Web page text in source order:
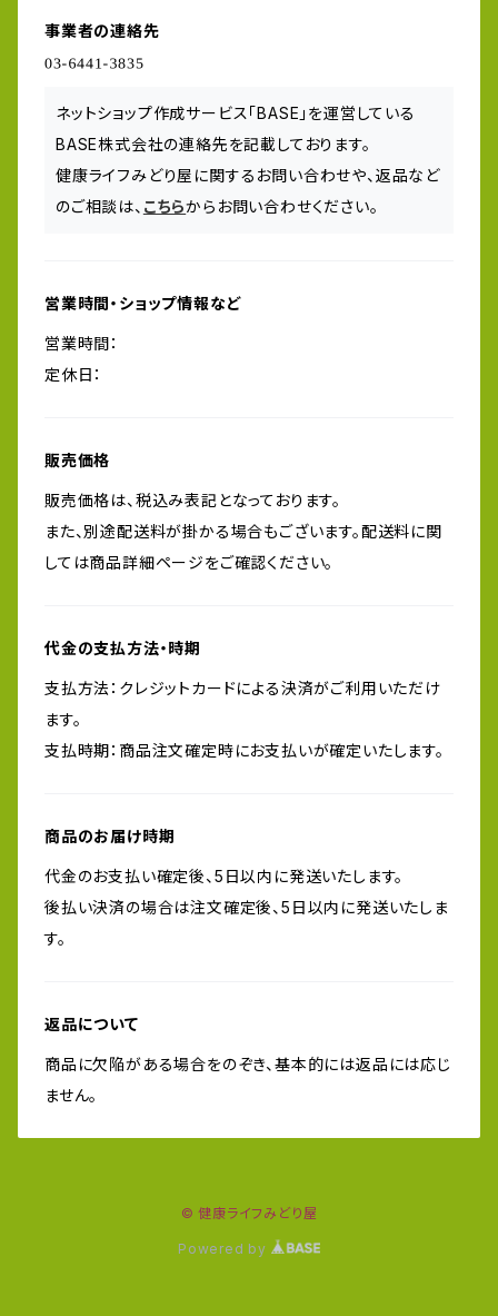
事業者の連絡先
ネットショップ作成サービス「BASE」を運営している
BASE株式会社の連絡先を記載しております。
健康ライフみどり屋に関するお問い合わせや、返品など
のご相談は、 こちらからお問い合わせください。
営業時間・ショップ情報など
営業時間：
定休日：
販売価格
販売価格は、税込み表記となっております。
また、別途配送料が掛かる場合もございます。配送料に関
しては商品詳細ページをご確認ください。
代金の支払方法・時期
支払方法：クレジットカードによる決済がご利用いただけ
ます。
支払時期：商品注文確定時にお支払いが確定いたします。
商品のお届け時期
代金のお支払い確定後、5日以内に発送いたします。
後払い決済の場合は注文確定後、5日以内に発送いたしま
す。
返品について
商品に欠陥がある場合をのぞき、基本的には返品には応じ
ません。
© 健康ライフみどり屋
Powered by